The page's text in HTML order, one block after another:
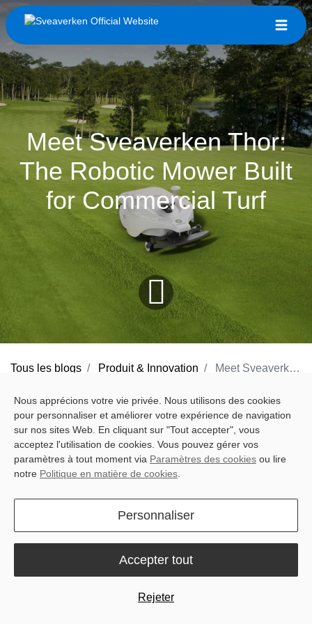
Meet Sveaverken Thor:
The Robotic Mower Built
for Commercial Turf
Tous les blogs Produit & Innovation Meet Sveaverken Thor: The Robotic Mower Built for Commercial Turf
The landscaping industry is evolving fast. Labor costs are rising,
staff shortages persist, and clients expect pristine results with
minimal environmental impact. Sveaverken Thoranswers the call
with a robotic mower purpose-built for golf courses, sports fields,
and large-scale commercial grounds. Equipped with
navigation, and fleet-ready control—all in one smart, durable
machine.
Nous apprécions votre vie privée. Nous utilisons des cookies
pour personnaliser et améliorer votre expérience de navigation
sur nos sites Web. En cliquant sur "Tout accepter", vous
acceptez l'utilisation de cookies. Vous pouvez gérer vos
paramètres à tout moment via Paramètres des cookies ou lire
notre Politique en matière de cookies
Personnaliser
Rejeter
Accepter tout